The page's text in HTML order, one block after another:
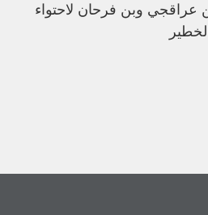
عراقجي وبن فرحان لاحتواء